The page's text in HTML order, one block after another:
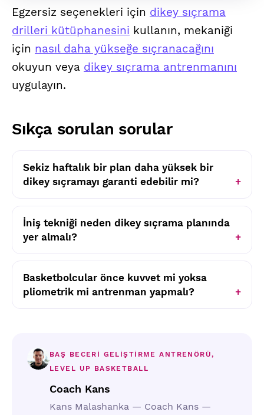
Egzersiz seçenekleri için dikey sıçrama
drilleri kütüphanesini kullanın, mekaniği
için nasıl daha yükseğe sıçranacağını
okuyun veya dikey sıçrama antrenmanını
uygulayın.
Sıkça sorulan sorular
Sekiz haftalık bir plan daha yüksek bir
dikey sıçramayı garanti edebilir mi?
İniş tekniği neden dikey sıçrama planında
yer almalı?
Basketbolcular önce kuvvet mi yoksa
pliometrik mi antrenman yapmalı?
BAŞ BECERI GELIŞTIRME ANTRENÖRÜ,
LEVEL UP BASKETBALL
Coach Kans
Kans Malashanka — Coach Kans —